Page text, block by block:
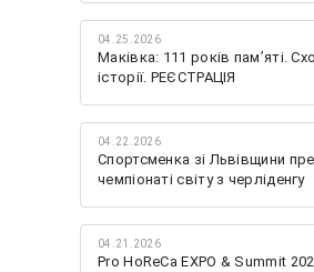
04.25.2026
Маківка: 111 років пам’яті.
історії. РЕЄСТРАЦІЯ
04.22.2026
Спортсменка зі Львівщини
чемпіонаті світу з черліденгу
04.21.2026
Pro HoReCa EXPO & Summit